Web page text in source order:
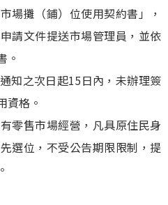
場攤（鋪）位使用契約書」，
請文件提送市場管理員，並依
。
知之次日起15日內，未辦理簽
資格。
零售市場經營，凡具原住民身
選位，不受公告期限限制，提